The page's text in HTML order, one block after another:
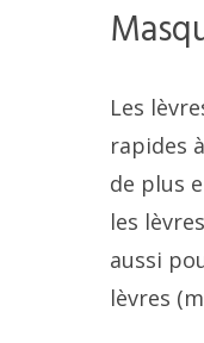
Les
rapides
de plus
les
aussi
lèvres